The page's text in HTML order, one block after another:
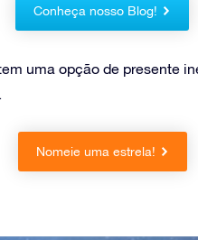
Conheça nosso Blog!
uma opção de presente
Nomeie uma estrela!